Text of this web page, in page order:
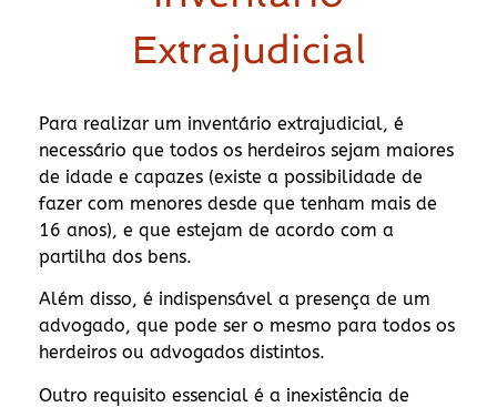
Extrajudicial
Para realizar um inventário extrajudicial, é
necessário que todos os herdeiros sejam maiores
de idade e capazes (existe a possibilidade de
fazer com menores desde que tenham mais de
16 anos), e que estejam de acordo com a
partilha dos bens.
Além disso, é indispensável a presença de um
advogado, que pode ser o mesmo para todos os
herdeiros ou advogados distintos.
Outro requisito essencial é a inexistência de